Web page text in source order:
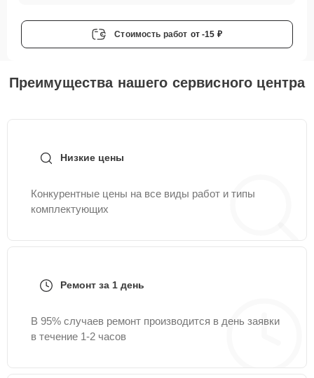
Стоимость работ от -15 ₽
Преимущества нашего сервисного центра
Низкие цены
Конкурентные цены на все виды работ и типы
комплектующих
Ремонт за 1 день
В 95% случаев ремонт производится в день заявки
в течение 1-2 часов